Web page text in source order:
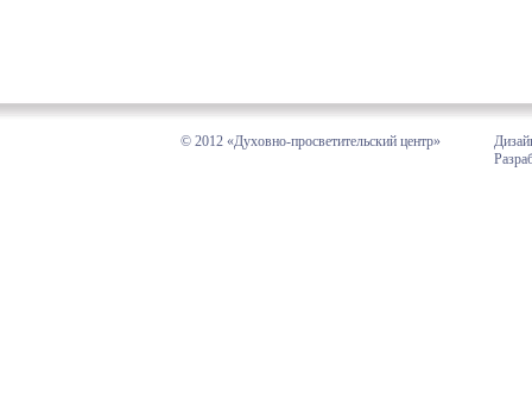
© 2012 «Духовно-просветительский центр»